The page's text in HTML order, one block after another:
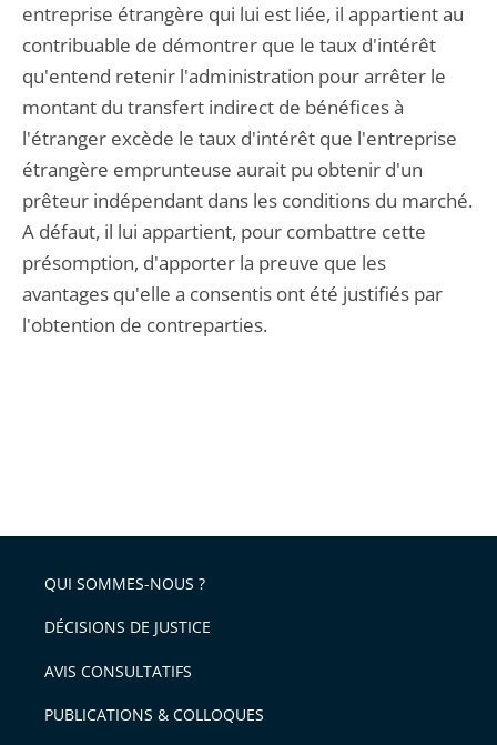
entreprise étrangère qui lui est liée, il appartient au
contribuable de démontrer que le taux d'intérêt
qu'entend retenir l'administration pour arrêter le
montant du transfert indirect de bénéfices à
l'étranger excède le taux d'intérêt que l'entreprise
étrangère emprunteuse aurait pu obtenir d'un
prêteur indépendant dans les conditions du marché.
A défaut, il lui appartient, pour combattre cette
présomption, d'apporter la preuve que les
avantages qu'elle a consentis ont été justifiés par
l'obtention de contreparties.
QUI SOMMES-NOUS ?
DÉCISIONS DE JUSTICE
AVIS CONSULTATIFS
PUBLICATIONS & COLLOQUES